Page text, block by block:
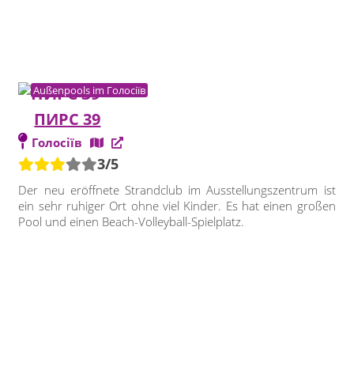
Außenpools im Голосіїв
ПИРС 39
Голосіїв
3/5
Der neu eröffnete Strandclub im Ausstellungszentrum ist
ein sehr ruhiger Ort ohne viel Kinder. Es hat einen großen
Pool und einen Beach-Volleyball-Spielplatz.